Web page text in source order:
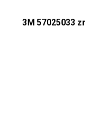
3M 57025033